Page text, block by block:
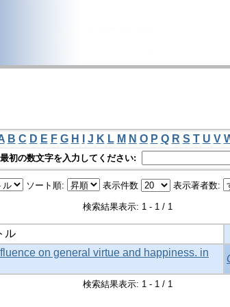
B C D E F G H J K L M N O P Q R S T U V
初の数文字を入力してください:
ソート順: 表示件数 表示著者数:
検索結果表示: 1 - 1 / 1
ル
on general virtue and happiness. in
検索結果表示: 1 - 1 / 1